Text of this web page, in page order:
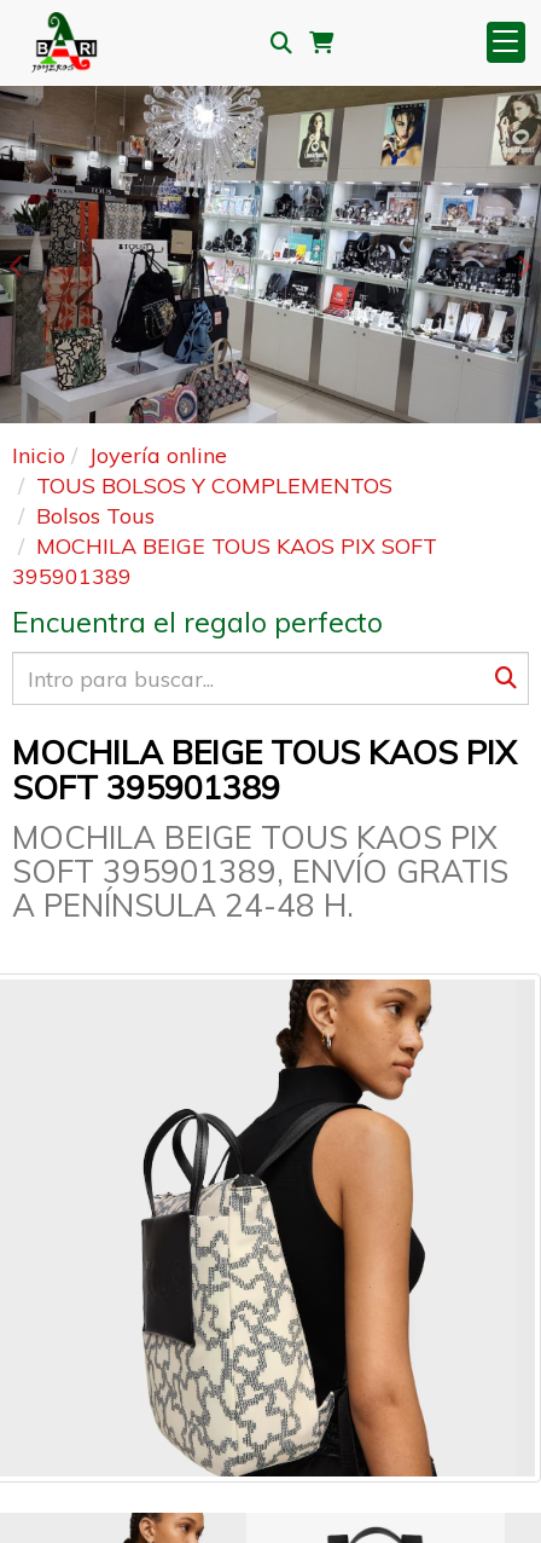
Anterior
Inicio
Joyería online
TOUS BOLSOS Y COMPLEMENTOS
Bolsos Tous
MOCHILA BEIGE TOUS KAOS PIX SOFT
395901389
Encuentra el regalo perfecto
MOCHILA BEIGE TOUS KAOS PIX
SOFT 395901389
MOCHILA BEIGE TOUS KAOS PIX
SOFT 395901389, ENVÍO GRATIS
A PENÍNSULA 24-48 H.